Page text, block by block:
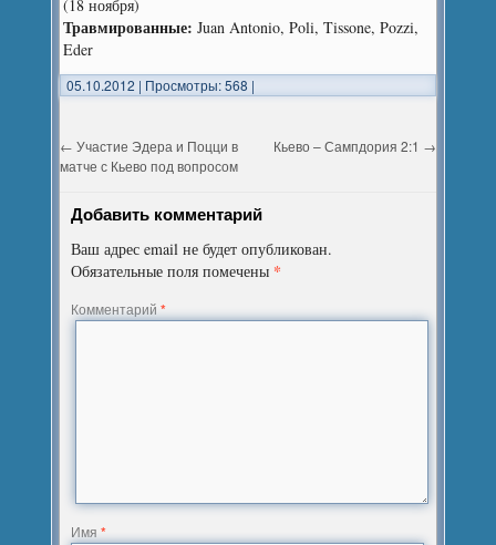
(18 ноября)
Травмированные:Juan Antonio, Poli, Tissone, Pozzi,
Eder
05.10.2012 | Просмотры: 568 |
← Участие Эдера и Поцци в
матче с Кьево под вопросом
Кьево – Сампдория 2:1 →
Добавить комментарий
Ваш адрес email не будет опубликован.
Обязательные поля помечены *
Комментарий*
Имя*